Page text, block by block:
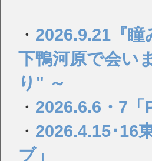
・ 2026.9.21『
下鴨河原で会い
り" ～
・ 2026.6.6・7
・ 2026.4.15･16
ブ」